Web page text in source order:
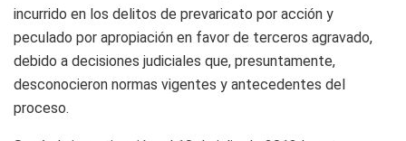
incurrido en los delitos de prevaricato por acción y
peculado por apropiación en favor de terceros agravado,
debido a decisiones judiciales que, presuntamente,
desconocieron normas vigentes y antecedentes del
proceso.